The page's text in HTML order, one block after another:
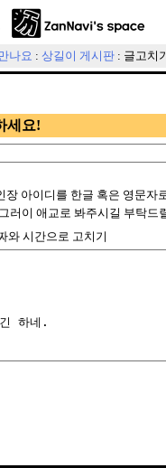
나요 : 상길이 게시판 : 글고치
세요!
장 아이디를 한글 혹은 영문자
러이 애교로 봐주시길 부탁드
와 시간으로 고치기